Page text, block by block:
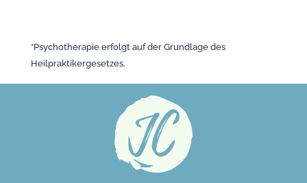
*Psychotherapie erfolgt auf der Grundlage des
Heilpraktikergesetzes.